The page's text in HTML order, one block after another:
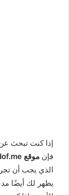
إذا كنت تبحث
فإن موقع Speedof.me
الذي يجب أن
يظهر لك أيضًا